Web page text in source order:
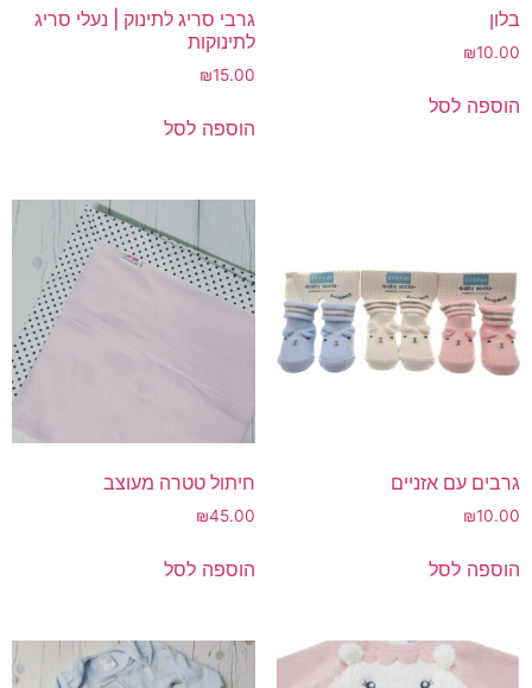
בלון
₪10.00
הוספה לסל
גרבי סריג לתינוק | נעלי סריג
לתינוקות
₪15.00
הוספה לסל
גרבים עם אזניים
₪10.00
הוספה לסל
חיתול טטרה מעוצב
₪45.00
הוספה לסל